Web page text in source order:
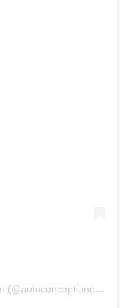
A post shared by AutoConception.com (@autoconceptionofficial)